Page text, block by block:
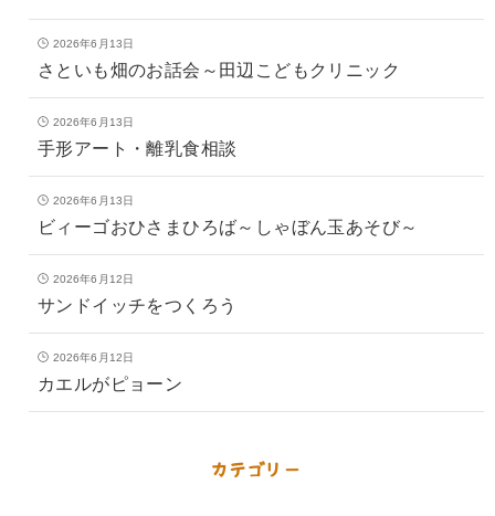
2026年6月13日
さといも畑のお話会～田辺こどもクリニック
2026年6月13日
手形アート・離乳食相談
2026年6月13日
ビィーゴおひさまひろば～しゃぼん玉あそび～
2026年6月12日
サンドイッチをつくろう
2026年6月12日
カエルがピョーン
カテゴリー